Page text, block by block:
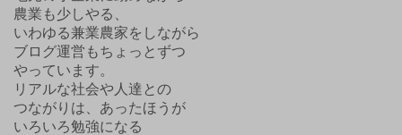
農業も少しやる、
いわゆる兼業農家をしながら
ブログ運営もちょっとずつ
やっています。
リアルな社会や人達との
つながりは、あったほうが
いろいろ勉強になる